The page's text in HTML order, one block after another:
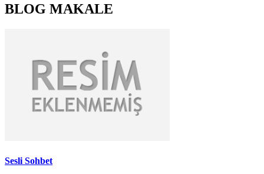
BLOG MAKALE
Sesli Sohbet